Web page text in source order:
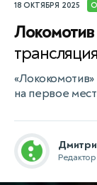
18 ОКТЯБРЯ 2025
на первое